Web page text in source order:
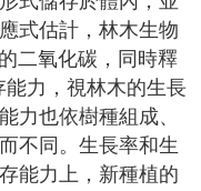
式估計，林木生物
二氧化碳，同時釋
力，視林木的生長
力也依樹種組成、
不同。生長率和生
能力上，新種植的